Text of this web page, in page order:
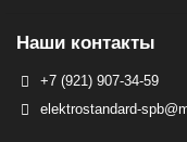
Наши контакты
+7 (921) 907-34-59
elektrostandard-